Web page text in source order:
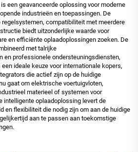
een geavanceerde oplossing voor moderne
industrieën en toepassingen. De
compatibiliteit met meerdere
biedt uitzonderlijke waarde voor
en efficiënte oplaadoplossingen zoeken. De
met talrijke
en professionele ondersteuningsdiensten,
ideale keuze voor internationale kopers,
die actief zijn op de huidige
gaat om elektrische voertuigvloten,
materieel of systemen voor
intelligente oplaadoplossing levert de
en flexibiliteit die nodig zijn om aan de huidige
aan te passen aan toekomstige